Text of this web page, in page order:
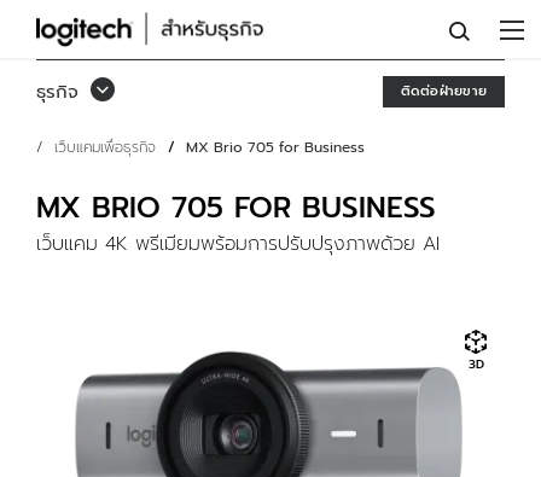
MX
BRIO
705
เพื่อ
ธุรกิจ
ธุรกิจ ติดต่อฝ่ายขาย
เว็บแคมเพื่อธุรกิจ MX Brio 705 for Business
MX BRIO 705 FOR BUSINESS
เว็บแคม 4K พรีเมียมพร้อมการปรับปรุงภาพด้วย AI
3D